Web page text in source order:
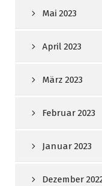
Mai 2023
April 2023
März 2023
Februar 2023
Januar 2023
Dezember